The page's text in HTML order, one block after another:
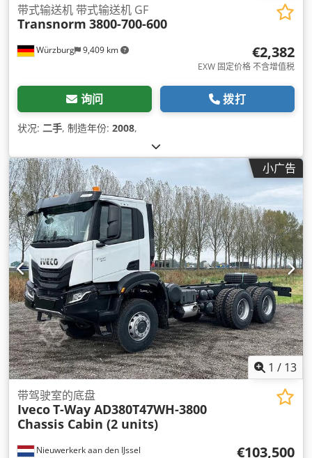
Würzburg 9,409 km
带式输送机 带式输送机 GF
Transnorm 3800-700-600
€2,382
EXW 固定价格 不含增值税
询问 拨打
状况: 二手, 制造年份: 2008,
小广告
1 / 13
Nieuwerkerk aan den IJssel
带驾驶室的底盘
IvecoT-Way AD380T47WH-3800
Chassis Cabin (2 units)
€103,500